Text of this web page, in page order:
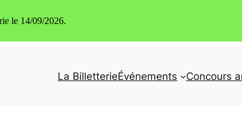
La BilletterieÉvénements Concours
le 14/09/2026.